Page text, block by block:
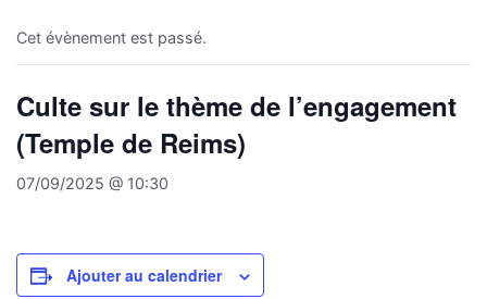
Cet évènement est passé.
Culte sur le thème de l’engagement
(Temple de Reims)
07/09/2025 @ 10:30
Ajouter au calendrier